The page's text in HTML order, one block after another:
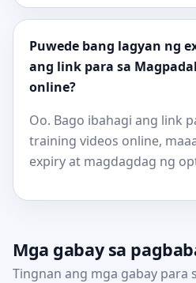
Puwede bang lagyan ng
ang link para sa
online?
Oo. Bago ibahagi ang link
training videos online,
expiry at magdagdag ng
Mga gabay sa
Tingnan ang mga gabay para